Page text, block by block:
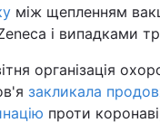
між щепленням
і випадками
організація
закликала
проти